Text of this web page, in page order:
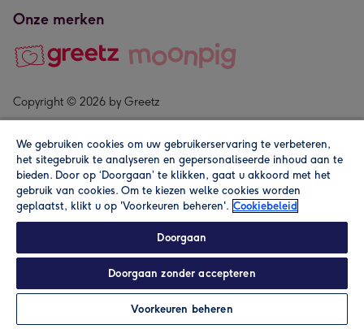
Personaliseren
Onze merken
Copyright © 2026 by Greetz
Alle prijzen zijn inclusief btw en andere heffingen. Lees de
We gebruiken cookies om uw gebruikerservaring te verbeteren,
het sitegebruik te analyseren en gepersonaliseerde inhoud aan te
bieden. Door op ‘Doorgaan’ te klikken, gaat u akkoord met het
gebruik van cookies. Om te kiezen welke cookies worden
geplaatst, klikt u op 'Voorkeuren beheren'. Cookiebeleid
Doorgaan
Doorgaan zonder accepteren
Voorkeuren beheren